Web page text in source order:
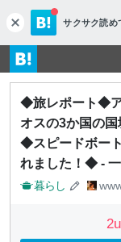
c
l
o
s
e
サクサク読め
◆旅レポート◆
オスの3か国の
◆スピードボー
れました！◆ -
暮らし
2